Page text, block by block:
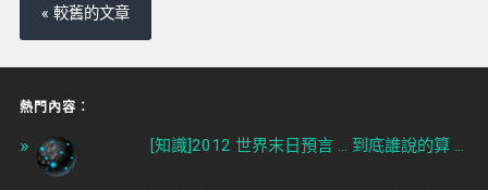
« 較舊的文章
熱門內容︰
[知識]2012 世界末日預言 ... 到底誰說的算 ...